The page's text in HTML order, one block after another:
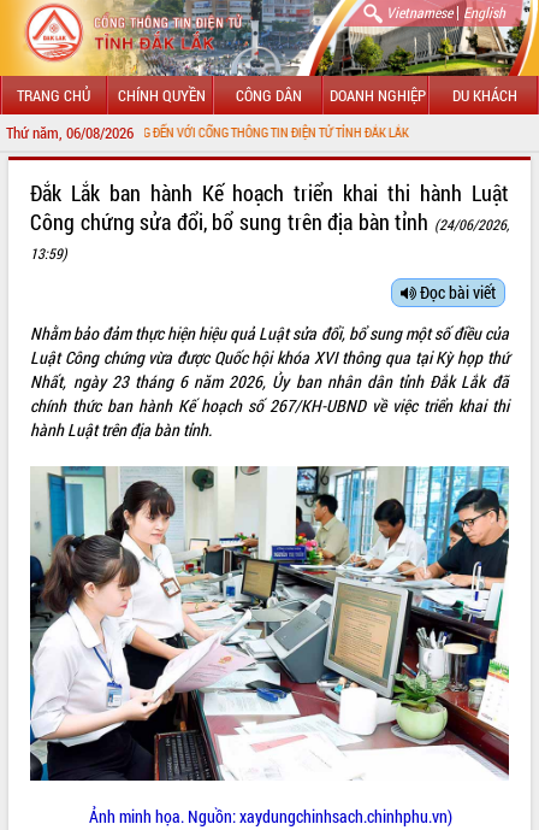
Vietnamese| English
TRANG CHỦ CHÍNH QUYỀN CÔNG DÂN DOANH NGHIỆP DU KHÁCH
Thứ năm, 06/08/2026
CHÀO MỪNG ĐẾN VỚI CỔNG THÔNG TIN ĐIỆN TỬ TỈNH ĐẮK LẮK
GIỚI THIỆU
LÃNH ĐẠO UBND TỈNH
SỞ, BAN, NGÀNH
UBND CÁC XÃ, PHƯỜNG
THÔNG TIN CHỈ ĐẠO ĐIỀU HÀNH
HỆ THỐNG VĂN BẢN
VĂN BẢN HĐND TỈNH
ĐIỂM TIN VĂN BẢN
QUY HOẠCH - KẾ HOẠCH
Đắk Lắk ban hành Kế hoạch triển khai thi hành Luật
Công chứng sửa đổi, bổ sung trên địa bàn tỉnh (24/06/2026,
13:59)
Đọc bài viết
Nhằm bảo đảm thực hiện hiệu quả Luật sửa đổi, bổ sung một số điều của
Luật Công chứng vừa được Quốc hội khóa XVI thông qua tại Kỳ họp thứ
Nhất, ngày 23 tháng 6 năm 2026, Ủy ban nhân dân tỉnh Đắk Lắk đã
chính thức ban hành Kế hoạch số 267/KH-UBND về việc triển khai thi
hành Luật trên địa bàn tỉnh.
Ảnh minh họa. Nguồn: xaydungchinhsach.chinhphu.vn)